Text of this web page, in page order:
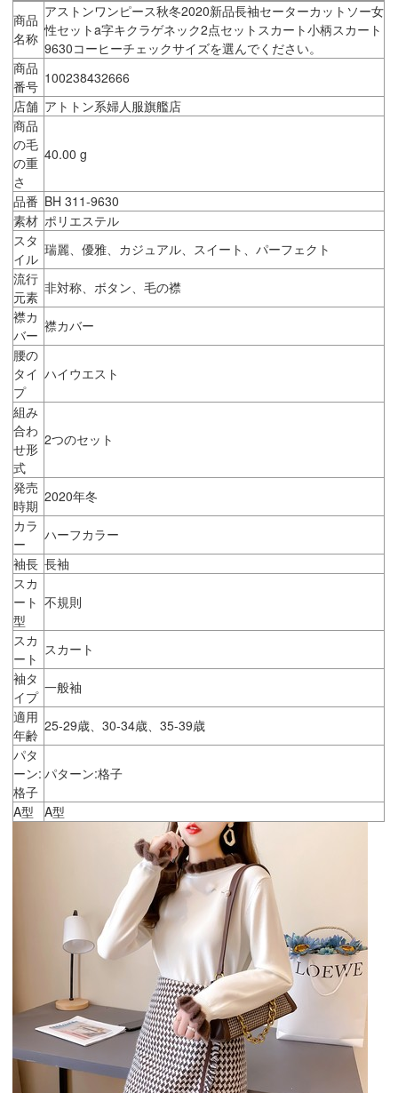
商品
名称
アストンワンピース秋冬2020新品長袖セーターカットソー女
性セットa字キクラゲネック2点セットスカート小柄スカート
9630コーヒーチェックサイズを選んでください。
商品
番号 100238432666
店舗 アトトン系婦人服旗艦店
商品
の毛
の重
さ
40.00 g
品番 BH 311-9630
素材 ポリエステル
スタ
イル
瑞麗、優雅、カジュアル、スイート、パーフェクト
流行
元素
非対称、ボタン、毛の襟
襟カ
バー
襟カバー
腰の
タイ
プ
ハイウエスト
組み
合わ
せ形
式
2つのセット
発売
時期
2020年冬
カラ
ー
ハーフカラー
袖長 長袖
スカ
ート
型
不規則
スカ
ート
スカート
袖タ
イプ
一般袖
適用
年齢
25-29歳、30-34歳、35-39歳
パタ
ーン:
格子
パターン:格子
A型 A型